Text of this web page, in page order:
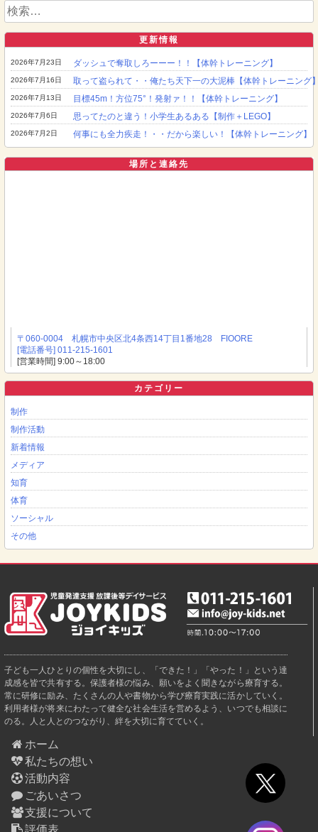
検
索:
更新情報
ダッシュで奪取しろーーー！！【体幹トレーニング】
2026年7月23日
取って盗られて・・俺たち天下一の大泥棒【体幹トレーニング
2026年7月16日
目標45m！方位75°！発射ァ！！【体幹トレーニング】
2026年7月13日
思ってたのと違う！小学生あるある【制作＋LEGO】
2026年7月6日
何事にも全力疾走！・・だから楽しい！【体幹トレーニング】
2026年7月2日
場所と連絡先
〒060-0004 札幌市中央区北4条西14丁目1番地28 FIOORE
[電話番号] 011-215-1601
[営業時間] 9:00～18:00
カテゴリー
制作
制作活動
新着情報
メディア
知育
体育
ソーシャル
その他
子ども一人ひとりの個性を大切にし、「できた！」「やった！」という達
成感を皆で共有する。保護者様の悩み、願いをよく聞きながら療育する。
常に研修に励み、たくさんの人や書物から学び療育実践に活かしていく。
利用者様が将来にわたって健全な社会生活を営めるよう、いつでも相談に
のる。人と人とのつながり、絆を大切に育てていく。
ホーム
私たちの想い
活動内容
ごあいさつ
支援について
評価表